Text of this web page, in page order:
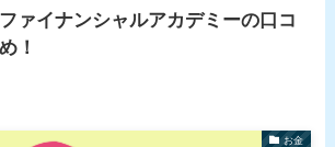
ァイナンシャルアカデミーの口コ
！
お金